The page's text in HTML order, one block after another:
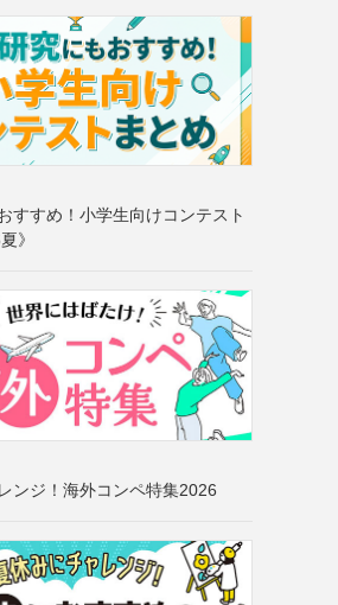
すすめ！小学生向けコンテスト
》
ンジ！海外コンペ特集2026